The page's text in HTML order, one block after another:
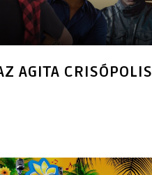
AGITA CRISÓPOLIS